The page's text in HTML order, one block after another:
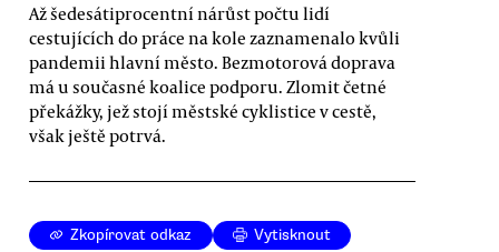
Až šedesátiprocentní nárůst počtu lidí
cestujících do práce na kole zaznamenalo kvůli
pandemii hlavní město. Bezmotorová doprava
má u současné koalice podporu. Zlomit četné
překážky, jež stojí městské cyklistice v cestě,
však ještě potrvá.
Zkopírovat odkaz Vytisknout